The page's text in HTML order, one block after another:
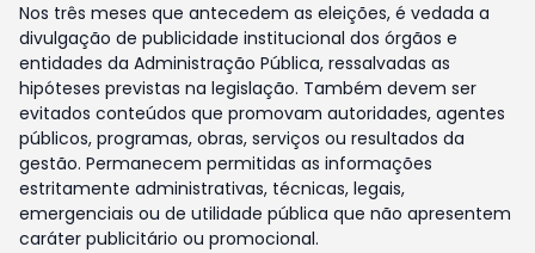
Nos três meses que antecedem as eleições, é vedada a
divulgação de publicidade institucional dos órgãos e
entidades da Administração Pública, ressalvadas as
hipóteses previstas na legislação. Também devem ser
evitados conteúdos que promovam autoridades, agentes
públicos, programas, obras, serviços ou resultados da
gestão. Permanecem permitidas as informações
estritamente administrativas, técnicas, legais,
emergenciais ou de utilidade pública que não apresentem
caráter publicitário ou promocional.